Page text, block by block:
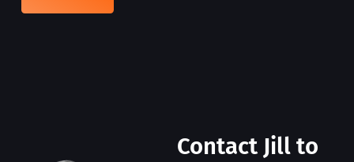
Contact Jill to